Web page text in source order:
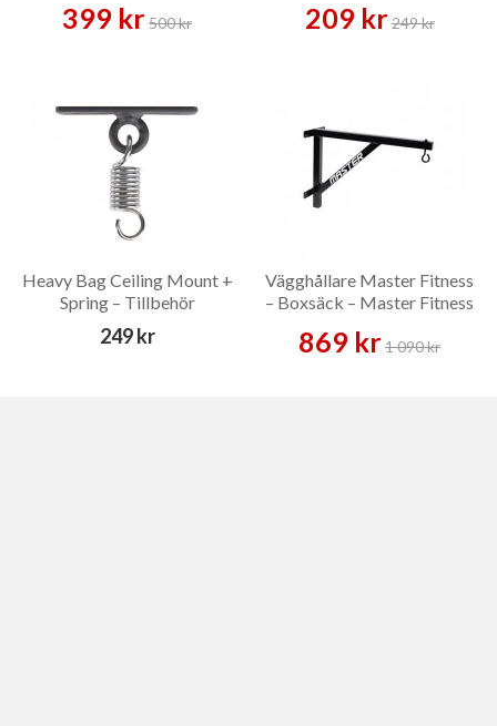
399 kr 500 kr 209 kr249 kr
Heavy Bag Ceiling Mount +
Spring – Tillbehör
249 kr
Vägghållare Master Fitness
– Boxsäck – Master Fitness
869 kr1 090 kr